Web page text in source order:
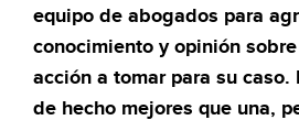
equipo de abogados para
conocimiento y opinión
acción a tomar para su caso.
de hecho mejores que una,